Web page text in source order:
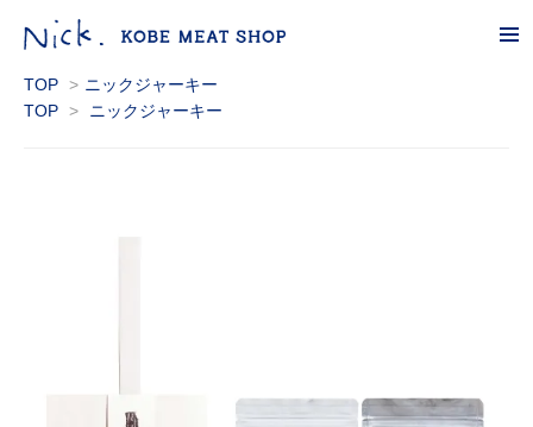
TOP > ニックジャーキー
TOP > ニックジャーキー